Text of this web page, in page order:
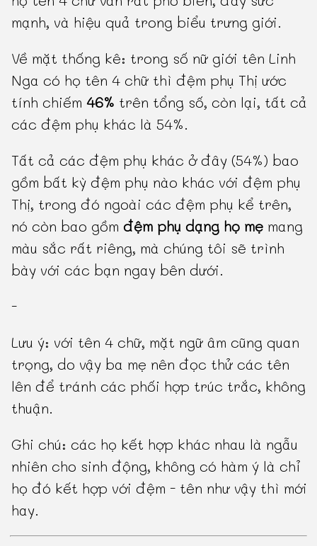
mạnh, và hiệu quả trong biểu trưng giới.
Về mặt thống kê: trong số nữ giới tên Linh
Nga có họ tên 4 chữ thì đệm phụ Thị ước
tính chiếm46% trên tổng số, còn lại, tất cả
các đệm phụ khác là 54%.
Tất cả các đệm phụ khác ở đây (54%) bao
gồm bất kỳ đệm phụ nào khác với đệm phụ
Thị, trong đó ngoài các đệm phụ kể trên,
nó còn bao gồmđệm phụ dạng họ mẹ mang
màu sắc rất riêng, mà chúng tôi sẽ trình
bày với các bạn ngay bên dưới.
-
Lưu ý: với tên 4 chữ, mặt ngữ âm cũng quan
trọng, do vậy ba mẹ nên đọc thử các tên
lên để tránh các phối hợp trúc trắc, không
thuận.
Ghi chú: các họ kết hợp khác nhau là ngẫu
nhiên cho sinh động, không có hàm ý là chỉ
họ đó kết hợp với đệm - tên như vậy thì mới
hay.